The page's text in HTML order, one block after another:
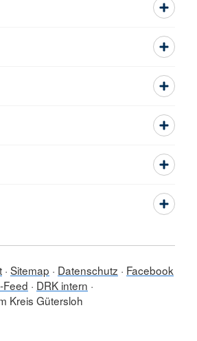
Sitemap Datenschutz
Facebook
Feed
DRK intern
Kreis Gütersloh